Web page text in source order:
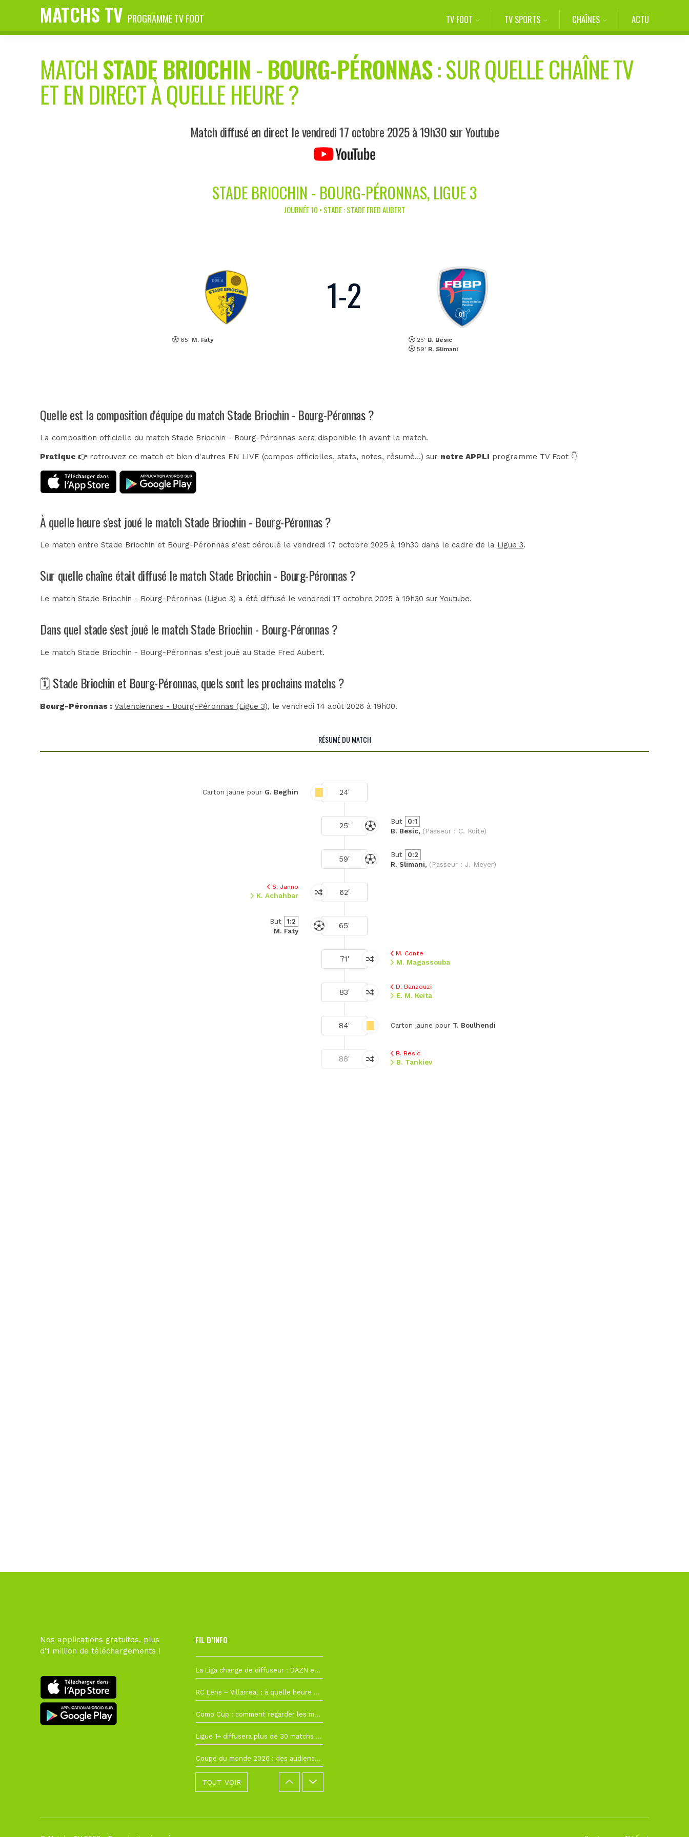
MATCHS TV PROGRAMME TV FOOT TV FOOT TV SPORTS CHAÎNES ACTU
MATCHSTADE BRIOCHIN -BOURG-PÉRONNAS: SUR QUELLE CHAÎNE TV
ET EN DIRECT À QUELLE HEURE ?
Match diffusé en direct le vendredi 17 octobre 2025 à 19h30 sur Youtube
STADE BRIOCHIN - BOURG-PÉRONNAS, LIGUE 3
JOURNÉE 10 • STADE : STADE FRED AUBERT
65' M. Faty
1-2
25' B. Besic
59' R. Slimani
Quelle est la composition d'équipe du match Stade Briochin - Bourg-Péronnas ?
La composition officielle du match Stade Briochin - Bourg-Péronnas sera disponible 1h avant le match.
Pratique 👉retrouvez ce match et bien d'autres EN LIVE (compos officielles, stats, notes, résumé...) sur notre APPLI programme TV Foot 👇
À quelle heure s'est joué le match Stade Briochin - Bourg-Péronnas ?
Le match entre Stade Briochin et Bourg-Péronnas s'est déroulé le vendredi 17 octobre 2025 à 19h30 dans le cadre de la Ligue 3.
Sur quelle chaîne était diffusé le match Stade Briochin - Bourg-Péronnas ?
Le match Stade Briochin - Bourg-Péronnas (Ligue 3) a été diffusé le vendredi 17 octobre 2025 à 19h30 surYoutube.
Dans quel stade s'est joué le match Stade Briochin - Bourg-Péronnas ?
Le match Stade Briochin - Bourg-Péronnas s'est joué auStade Fred Aubert.
🗓️ Stade Briochin et Bourg-Péronnas, quels sont les prochains matchs ?
Bourg-Péronnas : Valenciennes - Bourg-Péronnas (Ligue 3), le vendredi 14 août 2026 à 19h00.
RÉSUMÉ DU MATCH
24'
Carton jaune pour G. Beghin
25' But
0:1
B. Besic, (Passeur : C. Koite)
59' But
0:2
R. Slimani, (Passeur : J. Meyer)
62'
S. Janno
K. Achahbar
65'
But
1:2
M. Faty
71'
M. Conte
M. Magassouba
83'
D. Banzouzi
E. M. Keita
84' Carton jaune pour T. Boulhendi
88'
B. Besic
B. Tankiev
Nos applications gratuites, plus
d'1 million de téléchargements !
FIL D’INFO
La Liga change de diffuseur : DAZN et Disney+ remplacent beIN Sports !
RC Lens – Villarreal : à quelle heure et sur quelle chaîne voir la finale de la Como Cup ?
Como Cup : comment regarder les matchs du RC Lens en direct ?
Ligue 1+ diffusera plus de 30 matchs amicaux avant la reprise de la Ligue 1
Coupe du monde 2026 : des audiences record, mais M6 devrait perdre très gros !
TOUT VOIR